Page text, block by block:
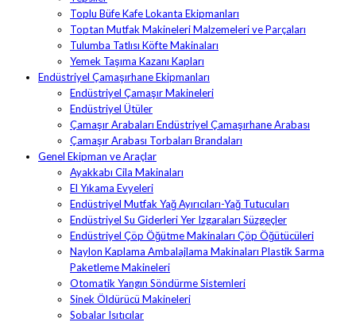
Toplu Büfe Kafe Lokanta Ekipmanları
Toptan Mutfak Makineleri Malzemeleri ve Parçaları
Tulumba Tatlısı Köfte Makinaları
Yemek Taşıma Kazanı Kapları
Endüstriyel Çamaşırhane Ekipmanları
Endüstriyel Çamaşır Makineleri
Endüstriyel Ütüler
Çamaşır Arabaları Endüstriyel Çamaşırhane Arabası
Çamaşır Arabası Torbaları Brandaları
Genel Ekipman ve Araçlar
Ayakkabı Cila Makinaları
El Yıkama Evyeleri
Endüstriyel Mutfak Yağ Ayırıcıları-Yağ Tutucuları
Endüstriyel Su Giderleri Yer Izgaraları Süzgeçler
Endüstriyel Çöp Öğütme Makinaları Çöp Öğütücüleri
Naylon Kaplama Ambalajlama Makinaları Plastik Sarma
Paketleme Makineleri
Otomatik Yangın Söndürme Sistemleri
Sinek Öldürücü Makineleri
Sobalar Isıtıcılar